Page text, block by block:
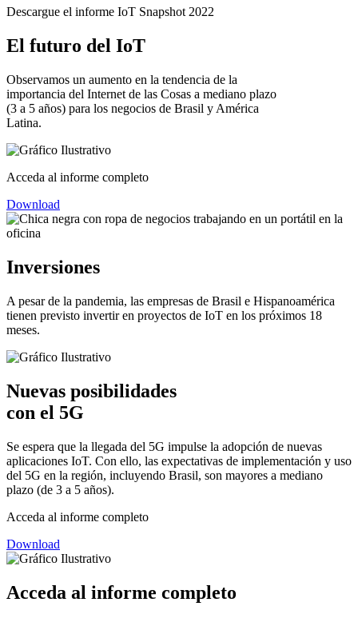
Descargue el informe IoT Snapshot 2022
El futuro del IoT
Observamos un aumento en la tendencia de la
importancia del Internet de las Cosas a mediano plazo
(3 a 5 años) para los negocios de Brasil y América
Latina.
Acceda al informe completo
Download
Inversiones
A pesar de la pandemia, las empresas de Brasil e Hispanoamérica
tienen previsto invertir en proyectos de IoT en los próximos 18
meses.
Nuevas posibilidades
con el 5G
Se espera que la llegada del 5G impulse la adopción de nuevas
aplicaciones IoT. Con ello, las expectativas de implementación y uso
del 5G en la región, incluyendo Brasil, son mayores a mediano
plazo (de 3 a 5 años).
Acceda al informe completo
Download
Acceda al informe completo